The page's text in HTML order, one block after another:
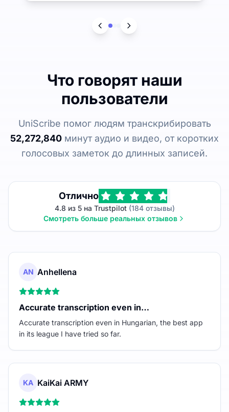
Что говорят наши
пользователи
UniScribe помог людям транскрибировать
52,272,840 минут аудио и видео, от коротких
голосовых заметок до длинных записей.
Отлично
4.8 из 5 на Trustpilot(184 отзывы)
Смотреть больше реальных отзывов
AN Anhellena
Accurate transcription even in…
Accurate transcription even in Hungarian, the best app
in its league I have tried so far.
KA KaiKai ARMY